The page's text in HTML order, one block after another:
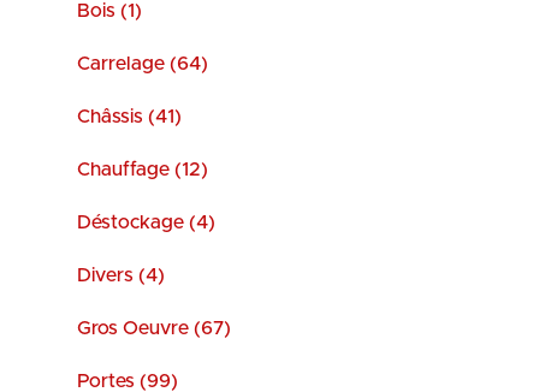
Bois (1)
Carrelage (64)
Châssis (41)
Chauffage (12)
Déstockage (4)
Divers (4)
Gros Oeuvre (67)
Portes (99)